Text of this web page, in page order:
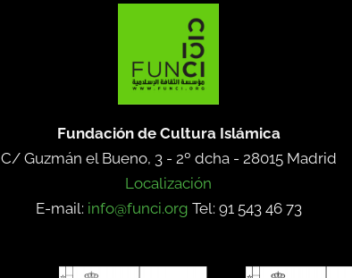
Fundación de Cultura Islámica
C/ Guzmán el Bueno, 3 - 2º dcha - 28015 Madrid
Localización
E-mail: info@funci.org Tel: 91 543 46 73